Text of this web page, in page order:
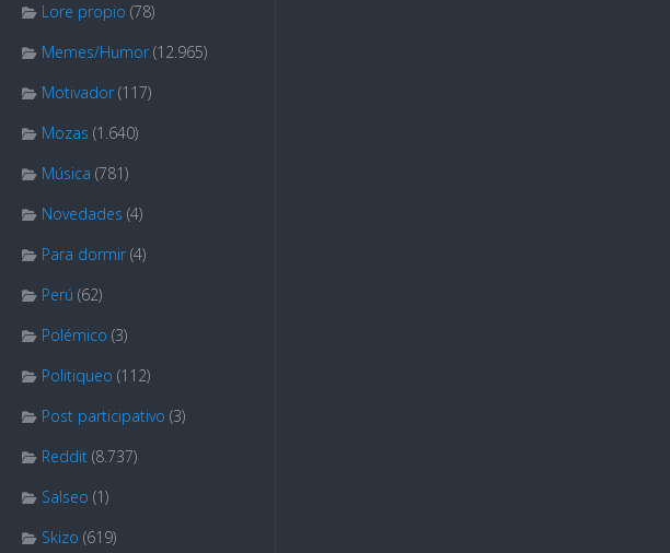
Lore propio (78)
Memes/Humor (12.965)
Motivador (117)
Mozas (1.640)
Música (781)
Novedades (4)
Para dormir (4)
Perú (62)
Polémico (3)
Politiqueo (112)
Post participativo (3)
Reddit (8.737)
Salseo (1)
Skizo (619)